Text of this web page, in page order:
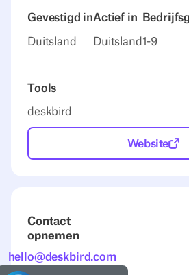
Gevestigd in
Duitsland
Actief in
Duitsland 1-9
Tools
deskbird
Website
Contact
opnemen
hello@deskbird.com